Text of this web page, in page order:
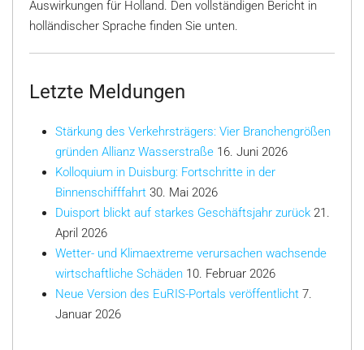
Auswirkungen für Holland. Den vollständigen Bericht in
holländischer Sprache finden Sie unten.
Letzte Meldungen
Stärkung des Verkehrsträgers: Vier Branchengrößen
gründen Allianz Wasserstraße 16. Juni 2026
Kolloquium in Duisburg: Fortschritte in der
Binnenschifffahrt 30. Mai 2026
Duisport blickt auf starkes Geschäftsjahr zurück 21.
April 2026
Wetter- und Klimaextreme verursachen wachsende
wirtschaftliche Schäden 10. Februar 2026
Neue Version des EuRIS-Portals veröffentlicht 7.
Januar 2026